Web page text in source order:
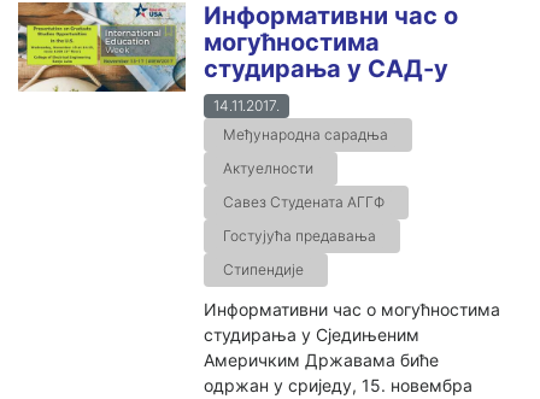
Информативни час о
могућностима
студирања у САД-у
14.11.2017.
Међународна сарадња
Актуелности
Савез Студената АГГФ
Гостујућа предавања
Стипендије
Информативни час о могућностима
студирања у Сједињеним
Америчким Државама биће
одржан у сриједу, 15. новембра